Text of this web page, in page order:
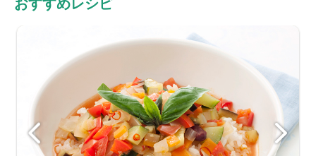
おすすめレシピ